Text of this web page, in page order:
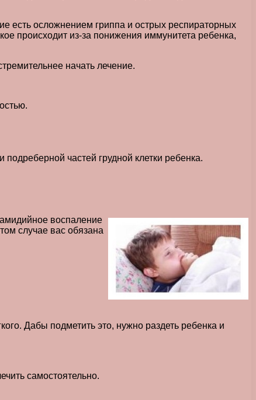
есть осложнением гриппа и острых респираторных
происходит из-за понижения иммунитета ребенка,
начать лечение.
частей грудной клетки ребенка.
воспаление
случае вас обязана
Дабы подметить это, нужно раздеть ребенка и
самостоятельно.